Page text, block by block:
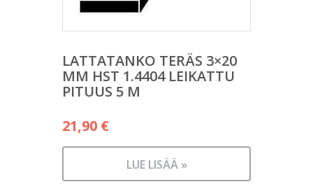
LATTATANKO TERÄS 3×20
MM HST 1.4404 LEIKATTU
PITUUS 5 M
21,90 €
LUE LISÄÄ »